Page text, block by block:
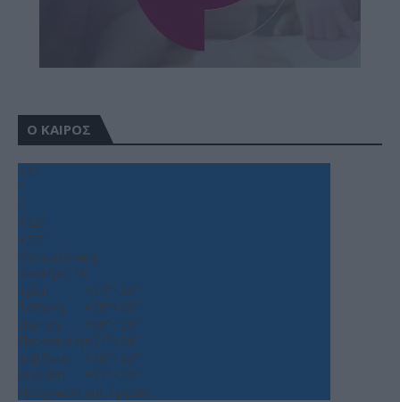
Ο ΚΑΙΡΟΣ
+32
°
C
+32°
+25°
Θεσσαλονίκη
Δευτέρα, 10
Τρίτη
+34°+25°
Τετάρτη
+38°+25°
Πέμπτη
+36°+25°
Παρασκευή+31°+24°
Σάββατο
+30°+22°
Κυριακή
+31°+20°
Πρόγνωση για 7 μέρες